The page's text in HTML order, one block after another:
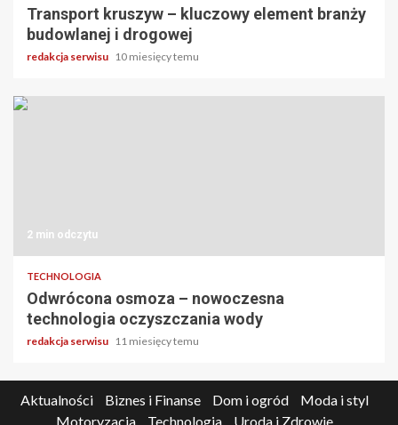
Transport kruszyw – kluczowy element branży
budowlanej i drogowej
redakcja serwisu 10 miesięcy temu
2 min odczytu
TECHNOLOGIA
Odwrócona osmoza – nowoczesna
technologia oczyszczania wody
redakcja serwisu 11 miesięcy temu
Aktualności Biznes i Finanse Dom i ogród
Moda i styl
Motoryzacja
Technologia Uroda i Zdrowie